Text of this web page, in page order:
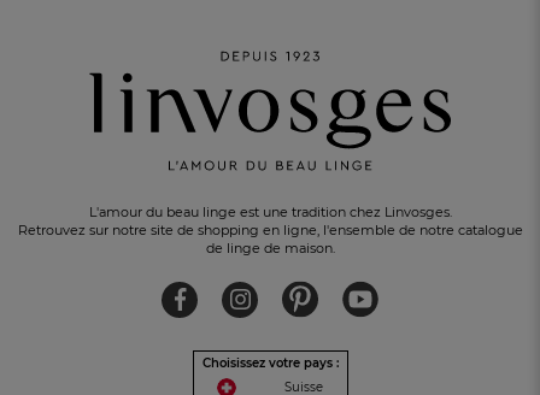
L'amour du beau linge est une tradition chez Linvosges.
Retrouvez sur notre site de shopping en ligne, l'ensemble de notre catalogue
de linge de maison.
Choisissez votre pays :
Suisse